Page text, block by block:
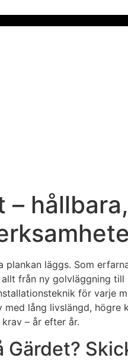
–
läggs. Som
från ny golvläggning
för varje
lång livslängd,
– år efter år.